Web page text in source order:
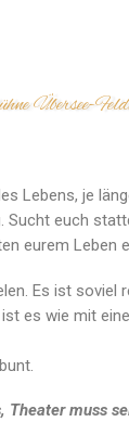
Übersee-
Lebens, je
Sucht euch
eurem Leben
Es ist soviel
es wie mit
Theater muss